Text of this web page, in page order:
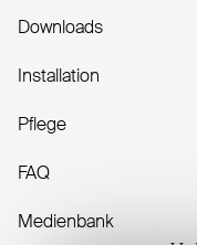
Downloads
Installation
Pflege
FAQ
Medienbank